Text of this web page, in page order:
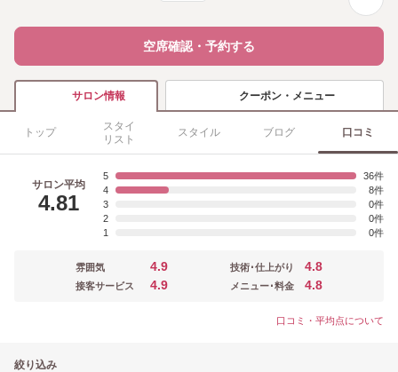
空席確認・予約する
サロン情報 クーポン・メニュー
トップ
スタイ
リスト
スタイル ブログ 口コミ
サロン平均
4.81
5
36
4
8
3
0
2
0
1
0
雰囲気 4.9
接客サービス 4.9
技術･仕上がり 4.8
メニュー･料金 4.8
口コミ・平均点について
絞り込み